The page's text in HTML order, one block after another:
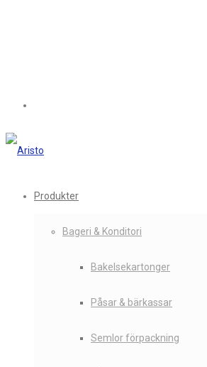
Produkter
Bageri & Konditori
Bakelsekartonger
Påsar & bärkassar
Semlor förpackning